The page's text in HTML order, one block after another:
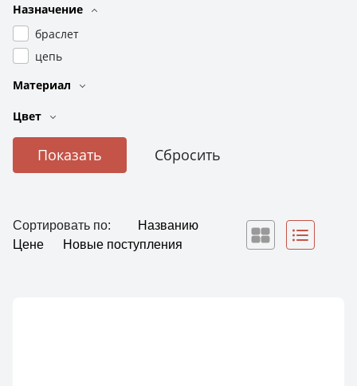
Назначение
браслет
цепь
Материал
Цвет
Сортировать по:
Названию
Цене
Новые поступления